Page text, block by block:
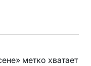
метко хватает